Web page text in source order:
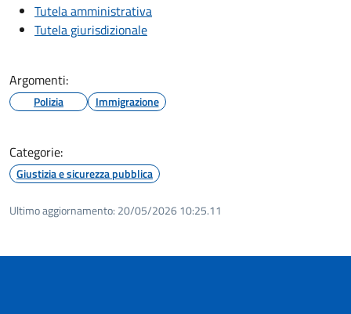
Tutela amministrativa
Tutela giurisdizionale
Argomenti:
Polizia Immigrazione
Categorie:
Giustizia e sicurezza pubblica
Ultimo aggiornamento: 20/05/2026 10:25.11